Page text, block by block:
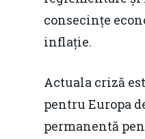
consecințe
inflație.
Actuala criză
pentru Europa
permanentă